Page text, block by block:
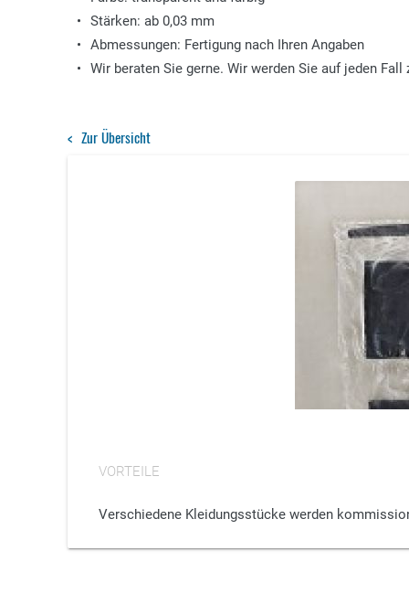
Stärken: ab 0,03 mm
Abmessungen: Fertigung nach Ihren Angaben
Wir beraten Sie gerne. Wir werden Sie auf jeden
Zur Übersicht
VORTEILE
Verschiedene Kleidungsstücke werden